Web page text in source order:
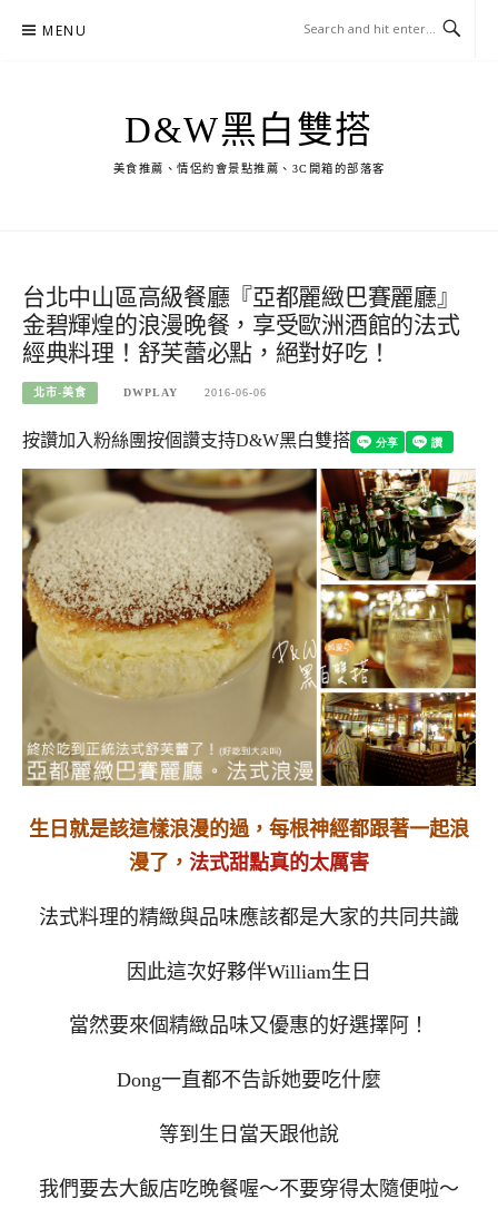
MENU
D&W黑白雙搭
美食推薦、情侶約會景點推薦、3C開箱的部落客
台北中山區高級餐廳『亞都麗緻巴賽麗廳』
金碧輝煌的浪漫晚餐，享受歐洲酒館的法式
經典料理！舒芙蕾必點，絕對好吃！
北市-美食 DWPLAY 2016-06-06
按讚加入粉絲團按個讚支持D&W黑白雙搭
生日就是該這樣浪漫的過，每根神經都跟著一起浪
漫了， 法式甜點真的太厲害
法式料理的精緻與品味應該都是大家的共同共識
因此這次好夥伴William生日
當然要來個精緻品味又優惠的好選擇阿！
Dong一直都不告訴她要吃什麼
等到生日當天跟他說
我們要去大飯店吃晚餐喔～不要穿得太隨便啦～